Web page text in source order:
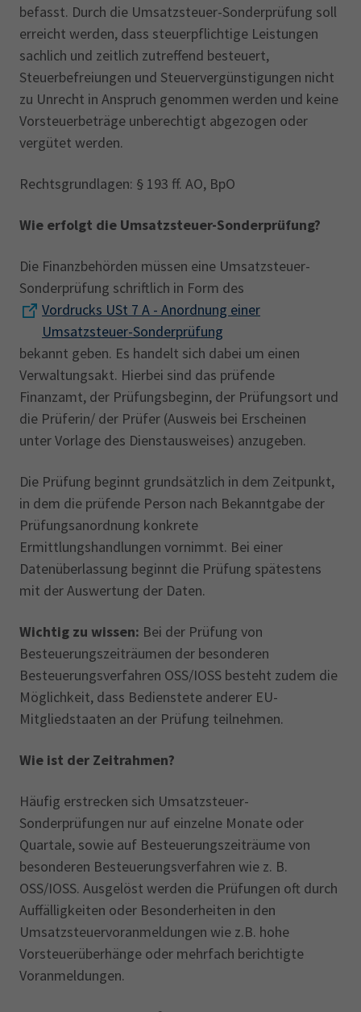
befasst. Durch die Umsatzsteuer-Sonderprüfung soll
erreicht werden, dass steuerpflichtige Leistungen
sachlich und zeitlich zutreffend besteuert,
Steuerbefreiungen und Steuervergünstigungen nicht
zu Unrecht in Anspruch genommen werden und keine
Vorsteuerbeträge unberechtigt abgezogen oder
vergütet werden.
Rechtsgrundlagen: § 193 ff. AO, BpO
Wie erfolgt die Umsatzsteuer-Sonderprüfung?
Die Finanzbehörden müssen eine Umsatzsteuer-
Sonderprüfung schriftlich in Form des
Vordrucks USt 7 A - Anordnung einer
Umsatzsteuer-Sonderprüfung
bekannt geben. Es handelt sich dabei um einen
Verwaltungsakt. Hierbei sind das prüfende
Finanzamt, der Prüfungsbeginn, der Prüfungsort und
die Prüferin/ der Prüfer (Ausweis bei Erscheinen
unter Vorlage des Dienstausweises) anzugeben.
Die Prüfung beginnt grundsätzlich in dem Zeitpunkt,
in dem die prüfende Person nach Bekanntgabe der
Prüfungsanordnung konkrete
Ermittlungshandlungen vornimmt. Bei einer
Datenüberlassung beginnt die Prüfung spätestens
mit der Auswertung der Daten.
Wichtig zu wissen: Bei der Prüfung von
Besteuerungszeiträumen der besonderen
Besteuerungsverfahren OSS/IOSS besteht zudem die
Möglichkeit, dass Bedienstete anderer EU-
Mitgliedstaaten an der Prüfung teilnehmen.
Wie ist der Zeitrahmen?
Häufig erstrecken sich Umsatzsteuer-
Sonderprüfungen nur auf einzelne Monate oder
Quartale, sowie auf Besteuerungszeiträume von
besonderen Besteuerungsverfahren wie z. B.
OSS/IOSS. Ausgelöst werden die Prüfungen oft durch
Auffälligkeiten oder Besonderheiten in den
Umsatzsteuervoranmeldungen wie z.B. hohe
Vorsteuerüberhänge oder mehrfach berichtigte
Voranmeldungen.